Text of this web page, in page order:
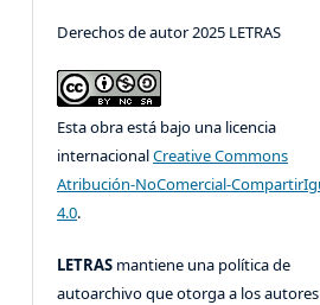
Derechos de autor 2025 LETRAS
Esta obra está bajo una licencia
internacionalCreative Commons
Atribución-NoComercial-
4.0.
LETRAS mantiene una política de
autoarchivo que otorga a los